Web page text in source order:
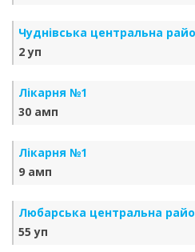
Чуднівська центральна
2 уп
Лікарня №1
30 амп
Лікарня №1
9 амп
Любарська центральна
55 уп